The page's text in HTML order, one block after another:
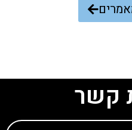
קשר